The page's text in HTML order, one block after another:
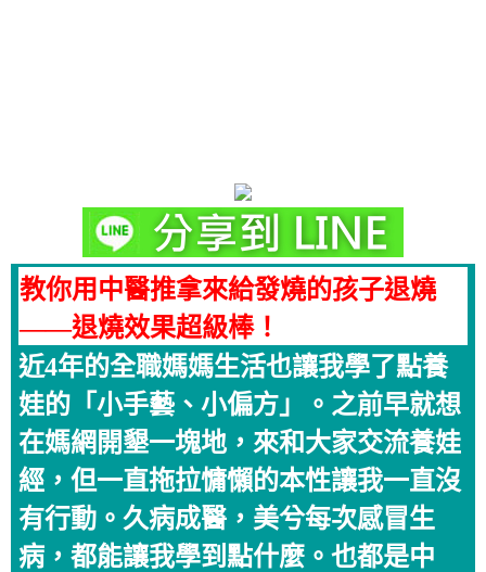
教你用中醫推拿來給發燒的孩子退燒
——退燒效果超級棒！
近4年的全職媽媽生活也讓我學了點養
娃的「小手藝、小偏方」。之前早就想
在媽網開墾一塊地，來和大家交流養娃
經，但一直拖拉慵懶的本性讓我一直沒
有行動。久病成醫，美兮每次感冒生
病，都能讓我學到點什麼。也都是中